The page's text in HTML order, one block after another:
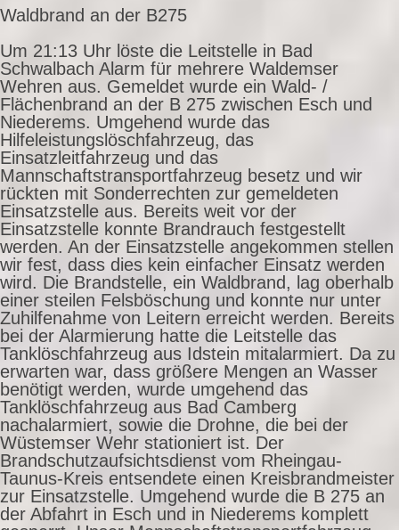
Waldbrand an der B275
Um 21:13 Uhr löste die Leitstelle in Bad
Schwalbach Alarm für mehrere Waldemser
Wehren aus. Gemeldet wurde ein Wald- /
Flächenbrand an der B 275 zwischen Esch und
Niederems. Umgehend wurde das
Hilfeleistungslöschfahrzeug, das
Einsatzleitfahrzeug und das
Mannschaftstransportfahrzeug besetz und wir
rückten mit Sonderrechten zur gemeldeten
Einsatzstelle aus. Bereits weit vor der
Einsatzstelle konnte Brandrauch festgestellt
werden. An der Einsatzstelle angekommen stellen
wir fest, dass dies kein einfacher Einsatz werden
wird. Die Brandstelle, ein Waldbrand, lag oberhalb
einer steilen Felsböschung und konnte nur unter
Zuhilfenahme von Leitern erreicht werden. Bereits
bei der Alarmierung hatte die Leitstelle das
Tanklöschfahrzeug aus Idstein mitalarmiert. Da zu
erwarten war, dass größere Mengen an Wasser
benötigt werden, wurde umgehend das
Tanklöschfahrzeug aus Bad Camberg
nachalarmiert, sowie die Drohne, die bei der
Wüstemser Wehr stationiert ist. Der
Brandschutzaufsichtsdienst vom Rheingau-
Taunus-Kreis entsendete einen Kreisbrandmeister
zur Einsatzstelle. Umgehend wurde die B 275 an
der Abfahrt in Esch und in Niederems komplett